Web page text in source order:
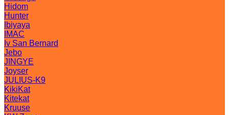
Hidom
Hunter
Ibiyaya
IMAC
Iv San Bernard
Jebo
JINGYE
Joyser
JULIUS-K9
KikiKat
Kitekat
Kruuse